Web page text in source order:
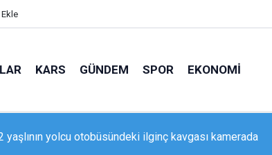
KARS GÜNDEM SPOR EKONOMI
Erzurumspor taraftarına mesaj: "Geliyorum Dadaşlar!"